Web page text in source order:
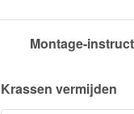
Montage-
Krassen vermijden